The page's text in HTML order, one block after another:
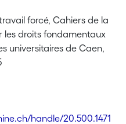
forcé, Cahiers de la
les droits fondamentaux
universitaires de Caen,
handle/20.500.1471